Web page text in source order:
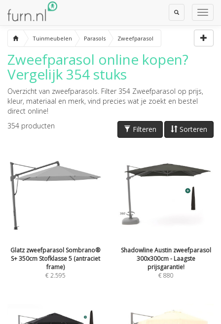
Toggle
Search
Tuinmeubelen Parasols Zweefparasol
Zweefparasol online kopen?
Vergelijk 354 stuks
Overzicht van zweefparasols. Filter 354 Zweefparasol op prijs,
kleur, materiaal en merk, vind precies wat je zoekt en bestel
direct online!
Sorteren
Filteren
354 producten
Glatz zweefparasol Sombrano®
S+ 350cm Stofklasse 5 (antraciet
frame)
€2.595
Shadowline Austin zweefparasol
300x300cm - Laagste
prijsgarantie!
€880